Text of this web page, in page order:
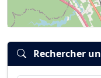
Rechercher